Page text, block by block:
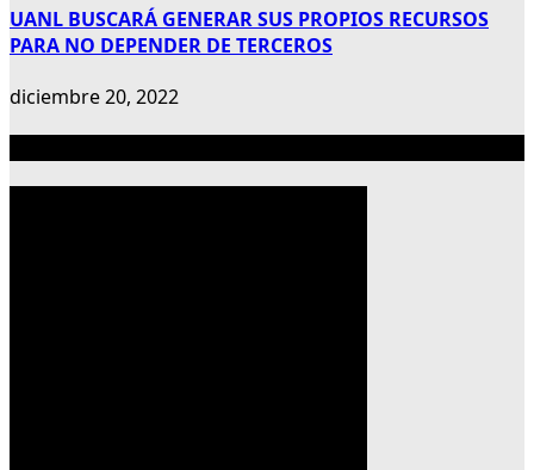
UANL BUSCARÁ GENERAR SUS PROPIOS RECURSOS
PARA NO DEPENDER DE TERCEROS
diciembre 20, 2022